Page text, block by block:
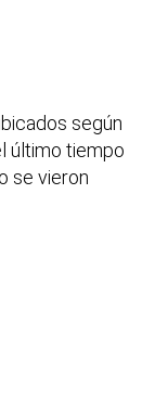
según
último tiempo
se vieron